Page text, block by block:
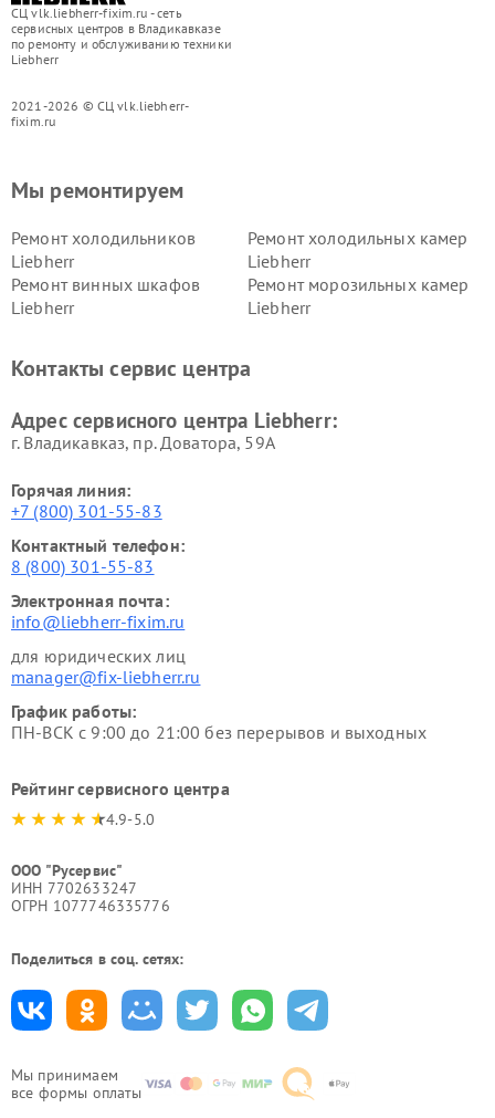
СЦ vlk.liebherr-fixim.ru - сеть
сервисных центров в Владикавказе
по ремонту и обслуживанию техники
Liebherr
2021-2026 © СЦ vlk.liebherr-
fixim.ru
Мы принимаем
все формы оплаты
Мы ремонтируем
Ремонт холодильников
Liebherr
Ремонт холодильных камер
Liebherr
Ремонт винных шкафов
Liebherr
Ремонт морозильных камер
Liebherr
Контакты сервис центра
Адрес сервисного центра Liebherr:
г. Владикавказ, пр. Доватора, 59А
Горячая линия:
+7 (800) 301-55-83
Контактный телефон:
8 (800) 301-55-83
Электронная почта:
info@liebherr-fixim.ru
для юридических лиц
manager@fix-liebherr.ru
График работы:
ПН-ВСК с 9:00 до 21:00 без перерывов и выходных
Рейтинг сервисного центра
4.9-5.0
ООО "Русервис"
ИНН 7702633247
ОГРН 1077746335776
Поделиться в соц. сетях: